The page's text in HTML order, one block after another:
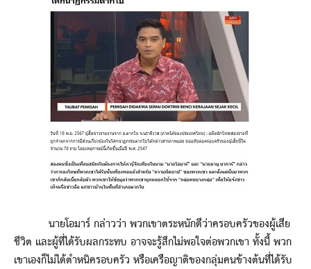
นายโอมาร์ กล่าวว่า พวกเขาตระหนักดีว่าครอบครัวของผู้เสีย
ชีวิต และผู้ที่ได้รับผลกระทบ อาจจะรู้สึกไม่พอใจต่อพวกเขา ทั้งนี้ พวก
เขาเองก็ไม่ได้ตำหนิครอบครัว หรือเครือญาติของกลุ่มคนข้างต้นที่ได้รับ